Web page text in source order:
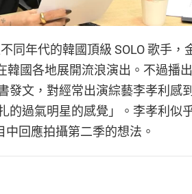
同年代的韓國頂級 SOLO 歌手，
韓國各地展開流浪演出。不過播
發文，對經常出演綜藝李孝利感
的過氣明星的感覺」。李孝利似
回應拍攝第二季的想法。